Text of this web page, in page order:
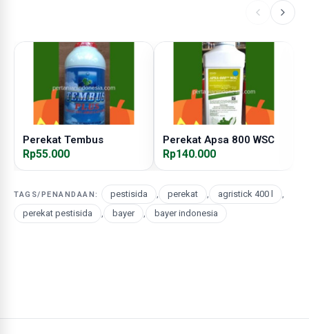
Perekat Tembus
Rp55.000
Perekat Apsa 800 WSC
Rp140.000
TAGS/PENANDAAN: pestisida , perekat , agristick 400 l
,
perekat pestisida
, bayer , bayer indonesia